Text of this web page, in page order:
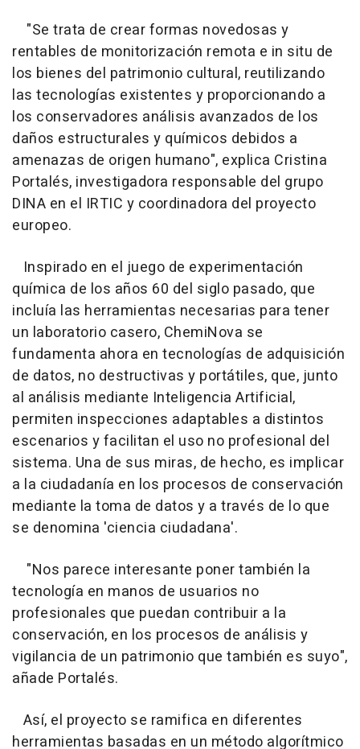
"Se trata de crear formas novedosas y
rentables de monitorización remota e in situ de
los bienes del patrimonio cultural, reutilizando
las tecnologías existentes y proporcionando a
los conservadores análisis avanzados de los
daños estructurales y químicos debidos a
amenazas de origen humano", explica Cristina
Portalés, investigadora responsable del grupo
DINA en el IRTIC y coordinadora del proyecto
europeo.
Inspirado en el juego de experimentación
química de los años 60 del siglo pasado, que
incluía las herramientas necesarias para tener
un laboratorio casero, ChemiNova se
fundamenta ahora en tecnologías de adquisición
de datos, no destructivas y portátiles, que, junto
al análisis mediante Inteligencia Artificial,
permiten inspecciones adaptables a distintos
escenarios y facilitan el uso no profesional del
sistema. Una de sus miras, de hecho, es implicar
a la ciudadanía en los procesos de conservación
mediante la toma de datos y a través de lo que
se denomina 'ciencia ciudadana'.
"Nos parece interesante poner también la
tecnología en manos de usuarios no
profesionales que puedan contribuir a la
conservación, en los procesos de análisis y
vigilancia de un patrimonio que también es suyo",
añade Portalés.
Así, el proyecto se ramifica en diferentes
herramientas basadas en un método algorítmico